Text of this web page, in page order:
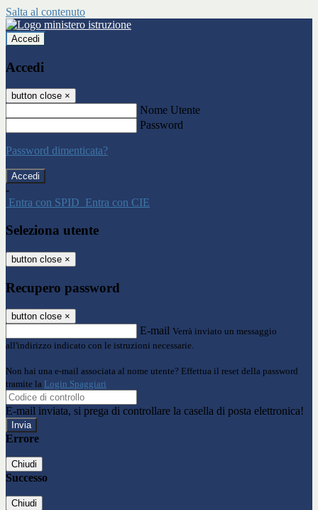
Salta al contenuto
Accedi
Accedi
button close ×
Nome Utente
Password
Password dimenticata?
-
Entra con SPID Entra con CIE
Seleziona utente
button close ×
Recupero password
button close ×
E-mail Verrà inviato un messaggio
all'indirizzo indicato con le istruzioni necessarie.
Non hai una e-mail associata al nome utente? Effettua il reset della password
tramite la Login Spaggiari
E-mail inviata, si prega di controllare la casella di posta elettronica!
Errore
Chiudi
Successo
Chiudi